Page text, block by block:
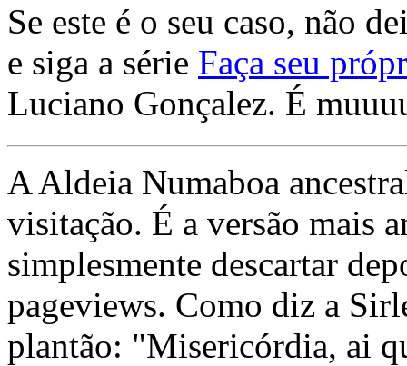
Se este é o seu caso, não
e siga a série Faça seu
Luciano Gonçalez. É
A Aldeia Numaboa
visitação. É a versão mais
simplesmente descartar
pageviews. Como diz a
plantão: "Misericórdia, ai